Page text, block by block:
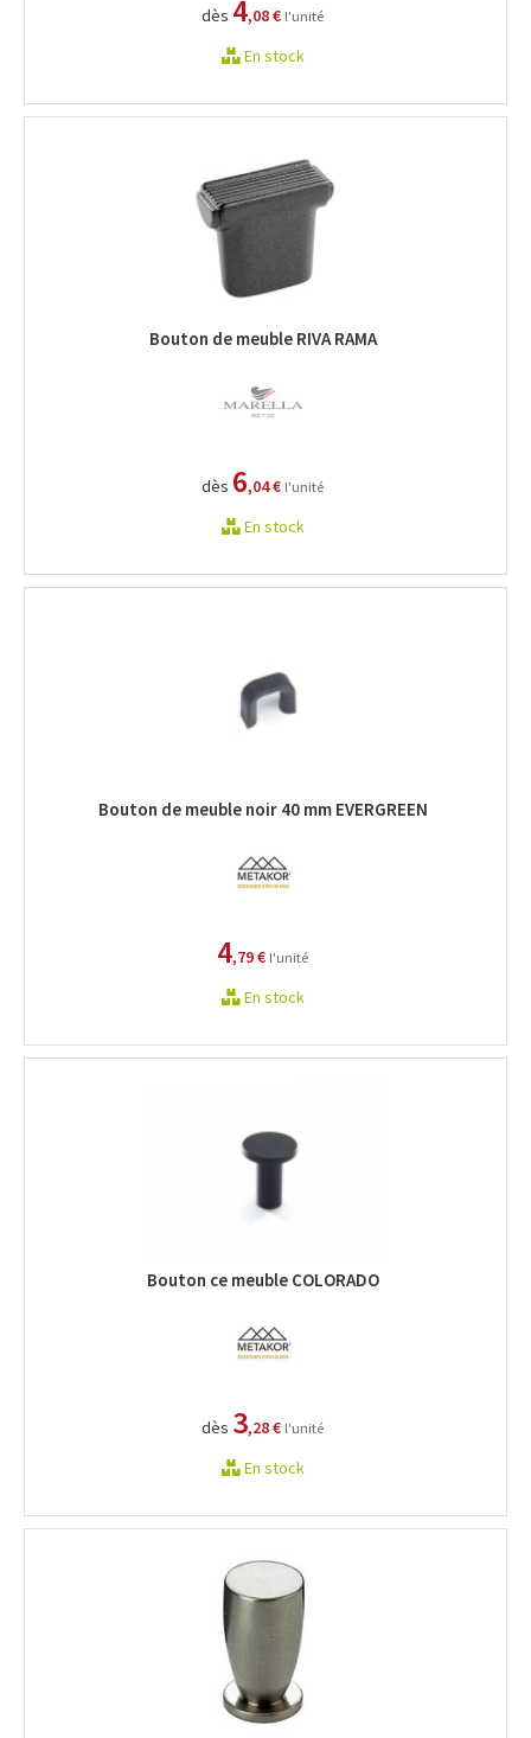
dès 4,08 € l'unité
En stock
Bouton de meuble RIVA RAMA
dès 6,04 € l'unité
En stock
Bouton de meuble noir 40 mm EVERGREEN
4,79 € l'unité
En stock
Bouton ce meuble COLORADO
dès 3,28 € l'unité
En stock